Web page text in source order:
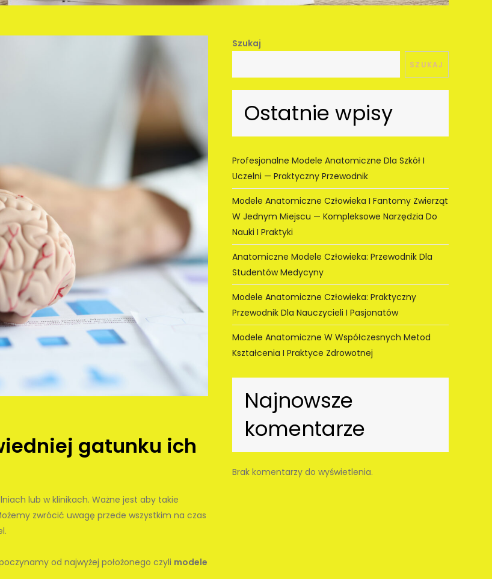
gatunku ich
lub w klinikach. Ważne jest aby takie
zwrócić uwagę przede wszystkim na czas
od najwyżej położonego czyli modele
Szukaj
SZUKAJ
Ostatnie wpisy
Profesjonalne Modele Anatomiczne Dla Szkół I
Uczelni — Praktyczny Przewodnik
Modele Anatomiczne Człowieka I Fantomy Zwierząt
W Jednym Miejscu — Kompleksowe Narzędzia Do
Nauki I Praktyki
Anatomiczne Modele Człowieka: Przewodnik Dla
Studentów Medycyny
Modele Anatomiczne Człowieka: Praktyczny
Przewodnik Dla Nauczycieli I Pasjonatów
Modele Anatomiczne W Współczesnych Metod
Kształcenia I Praktyce Zdrowotnej
Najnowsze
komentarze
Brak komentarzy do wyświetlenia.